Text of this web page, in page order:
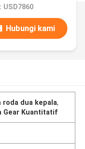
USD7860
Hubungi kami
roda dua kepala,
Gear Kuantitatif